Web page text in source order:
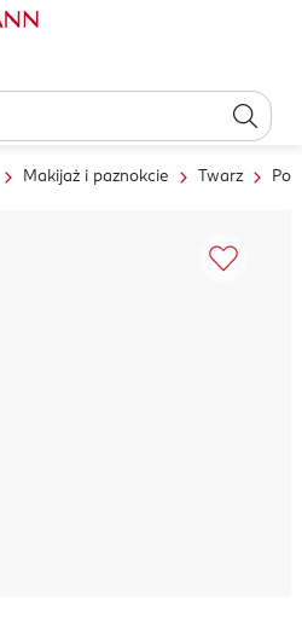
Makijaż i paznokcie Twarz